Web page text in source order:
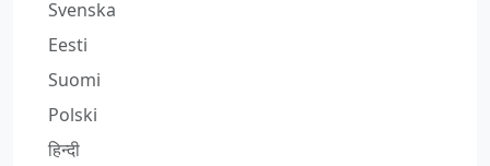
Svenska
Eesti
Suomi
Polski
हिन्दी